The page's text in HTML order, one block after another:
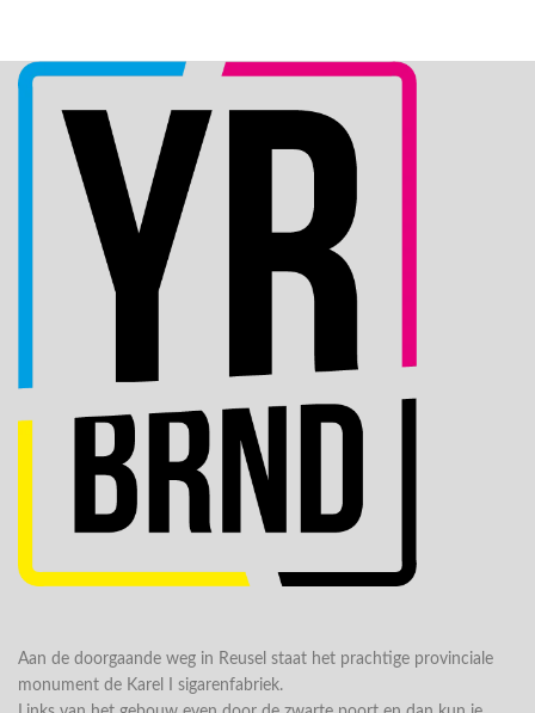
Aan de doorgaande weg in Reusel staat het prachtige provinciale
monument de Karel I sigarenfabriek.